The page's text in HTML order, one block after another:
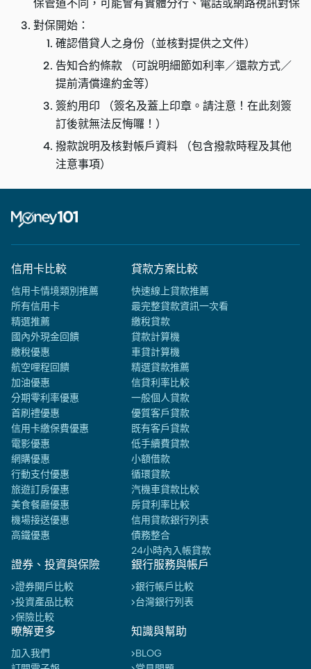
保管道不同，可能會有實體分行、電話或網路視訊對保
對保開始：
確認借貸人之身份（並核對提供之文件）
告知合約條款 （可說明細節如利率／還款方式／
提前清償違約金等）
簽約用印 （簽名及蓋上印章。請注意！在此刻簽
訂後就無法反悔囉！）
撥款說明及核對帳戶資料 （包含撥款時程及其他
注意事項）
信用卡比較
信用卡情境類別推薦
所有信用卡
精選推薦
國內外現金回饋
繳稅優惠
航空哩程回饋
加油優惠
分期零利率優惠
首刷禮優惠
信用卡繳保費優惠
電影優惠
網購優惠
行動支付優惠
旅遊訂房優惠
美食餐廳優惠
機場接送優惠
高鐵優惠
貸款方案比較
快速線上貸款推薦
最完整貸款資訊一次看
繳稅貸款
貸款計算機
車貸計算機
精選貸款推薦
信貸利率比較
一般個人貸款
優質客戶貸款
既有客戶貸款
低手續費貸款
小額借款
循環貸款
汽機車貸款比較
房貸利率比較
信用貸款銀行列表
債務整合
24小時內入帳貸款
證券、投資與保險
證券開戶比較
投資產品比較
保險比較
銀行服務與帳戶
銀行帳戶比較
台灣銀行列表
暸解更多
加入我們
知識與幫助
BLOG